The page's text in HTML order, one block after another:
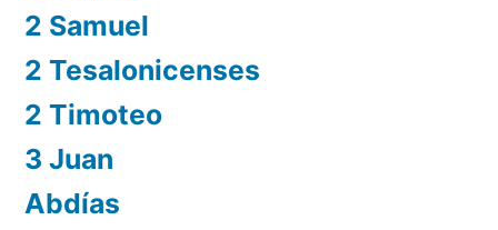
2 Samuel
2 Tesalonicenses
2 Timoteo
3 Juan
Abdías